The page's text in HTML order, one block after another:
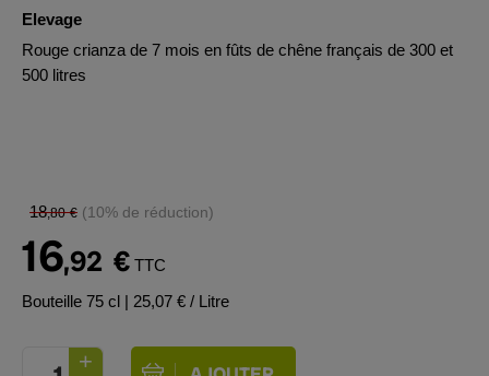
Elevage
Rouge crianza de 7 mois en fûts de chêne français de 300 et
500 litres
18,80 € (10% de réduction)
16,92 € TTC
Bouteille 75 cl | 25,07 € / Litre